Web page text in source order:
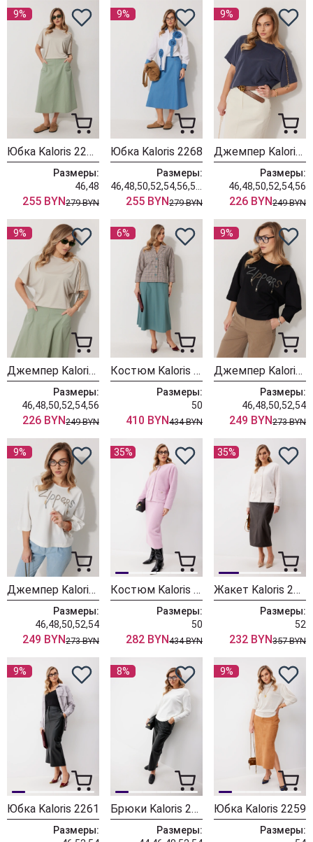
9%
Юбка Kaloris 2268-1
Размеры:
46,48
255 BYN279 BYN
9%
Юбка Kaloris 2268
Размеры:
255 BYN279 BYN
9%
Джемпер Kaloris 2267-1
Размеры:
46,48,50,52,54,56
226 BYN249 BYN
9%
Джемпер Kaloris 2267
Размеры:
46,48,50,52,54,56
226 BYN249 BYN
6%
Костюм Kaloris 2266
Размеры:
50
410 BYN434 BYN
9%
Джемпер Kaloris 2264-1
Размеры:
46,48,50,52,54
249 BYN273 BYN
9%
Джемпер Kaloris 2264
Размеры:
46,48,50,52,54
249 BYN273 BYN
35%
Костюм Kaloris 2258-1
Размеры:
50
282 BYN434 BYN
35%
Жакет Kaloris 2255
Размеры:
52
232 BYN357 BYN
9%
Юбка Kaloris 2261
Размеры:
8%
Брюки Kaloris 2260
Размеры:
9%
Юбка Kaloris 2259
Размеры: